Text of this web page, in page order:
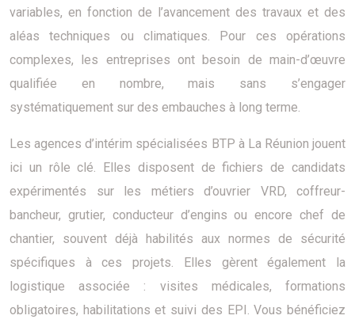
variables, en fonction de l’avancement des travaux et des
aléas techniques ou climatiques. Pour ces opérations
complexes, les entreprises ont besoin de main-d’œuvre
qualifiée en nombre, mais sans s’engager
systématiquement sur des embauches à long terme.
Les agences d’intérim spécialisées BTP à La Réunion jouent
ici un rôle clé. Elles disposent de fichiers de candidats
expérimentés sur les métiers d’ouvrier VRD, coffreur-
bancheur, grutier, conducteur d’engins ou encore chef de
chantier, souvent déjà habilités aux normes de sécurité
spécifiques à ces projets. Elles gèrent également la
logistique associée : visites médicales, formations
obligatoires, habilitations et suivi des EPI. Vous bénéficiez